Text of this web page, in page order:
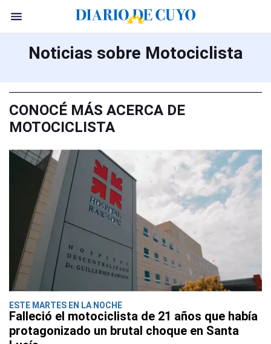
Noticias sobre Motociclista
CONOCÉ MÁS ACERCA DE
MOTOCICLISTA
ESTE MARTES EN LA NOCHE
Falleció el motociclista de 21 años que había
protagonizado un brutal choque en Santa